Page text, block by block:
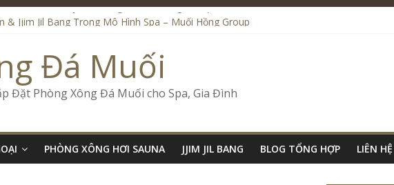
Đến Onsen & Jjim Jil Bang – Muối Hồng Group
Onsen & Jjim Jil Bang Đà Nẵng Muối Hồng Group
Kết Hợp Onsen – Kinh Doanh Chuẩn Sao – Muối Hồng Group
Kinh Doanh Lắp Đặt Onsen & Jjim Jil Bang – Muối Hồng Group
Đá Muối
Đặt Phòng Xông Đá Muối cho Spa, Gia Đình
PHÒNG XÔNG HƠI SAUNA JJIM JIL BANG BLOG TỔNG HỢP LIÊN HỆ